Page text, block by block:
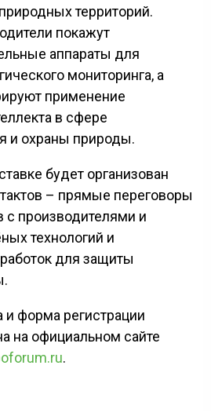
территорий.
покажут
аппараты для
мониторинга, а
применение
в сфере
и охраны природы.
будет организован
– прямые переговоры
с производителями и
технологий и
для защиты
форма регистрации
на официальном сайте
.